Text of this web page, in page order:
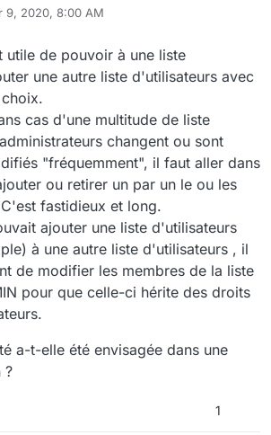
est prévue pour la version 3.8.
fonctionnel :
impossible de supprimer une liste
si elle est membre d'au moins un
Il faudra alors la retirer de l'espace en
avant de pouvoir la supprimer.
également une réflexion en interne
nécessité (ou pas) de proposer aux
de plateforme la possibilité de
des listes d'utilisateurs supprimées.
serait d'anticiper les éventuelles erreurs,
la mise en place d'une popup de demande
un impact sur la façon dont sera géré le
de suppression.
un avis/retour du terrain sur le sujet,
pas à nous en faire part.
journée.
9, 2020, 8:00 AM
utile de pouvoir à une liste
une autre liste d'utilisateurs avec
cas d'une multitude de liste
changent ou sont
"fréquemment", il faut aller dans
ou retirer un par un le ou les
fastidieux et long.
ajouter une liste d'utilisateurs
à une autre liste d'utilisateurs , il
de modifier les membres de la liste
pour que celle-ci hérite des droits
a-t-elle été envisagée dans une
?
1